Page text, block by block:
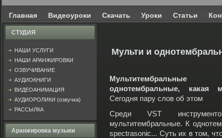
Главная Видеоуроки Скачать Уроки Статьи
СТУДИЯ
НАШИ УСЛУГИ
НАШИ АРАНЖИРОВКИ
ОЗВУЧИВАНИЕ
АУДИОКНИГИ
ВИДЕОАНИМАЦИЯ
АУДИОРОЛИКИ (озвучка)
РАССЫЛКА
Аранжировка музыки
Мульти и
однотембральные, какая
Сегодня пару слов об этом
Среди VST
мультитембральные. К
spectrasonic... Суть их в том,